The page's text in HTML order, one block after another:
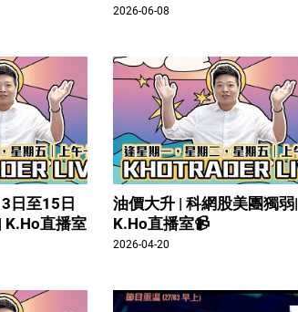
2026-06-08
日至15日
K.Ho直播室
油價大升 | 科網股美團獨弱|
K.Ho直播室📹
2026-04-20